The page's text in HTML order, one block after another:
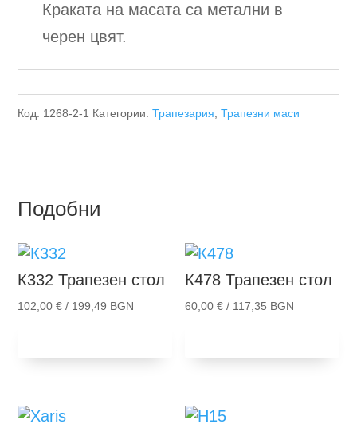
Краката на масата са метални в
черен цвят.
Код: 1268-2-1 Категории:Трапезария ,Трапезни маси
Подобни
К332 Трапезен стол
102,00€ / 199,49 BGN
К478 Трапезен стол
60,00€ / 117,35 BGN